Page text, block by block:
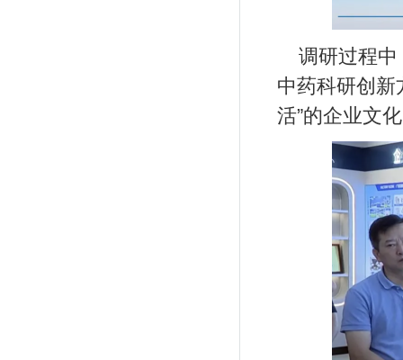
调研过程
中药科研创新
活”的企业文